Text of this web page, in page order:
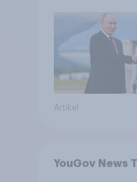
Bedrohungen
bewerten
Artikel
YouGov News